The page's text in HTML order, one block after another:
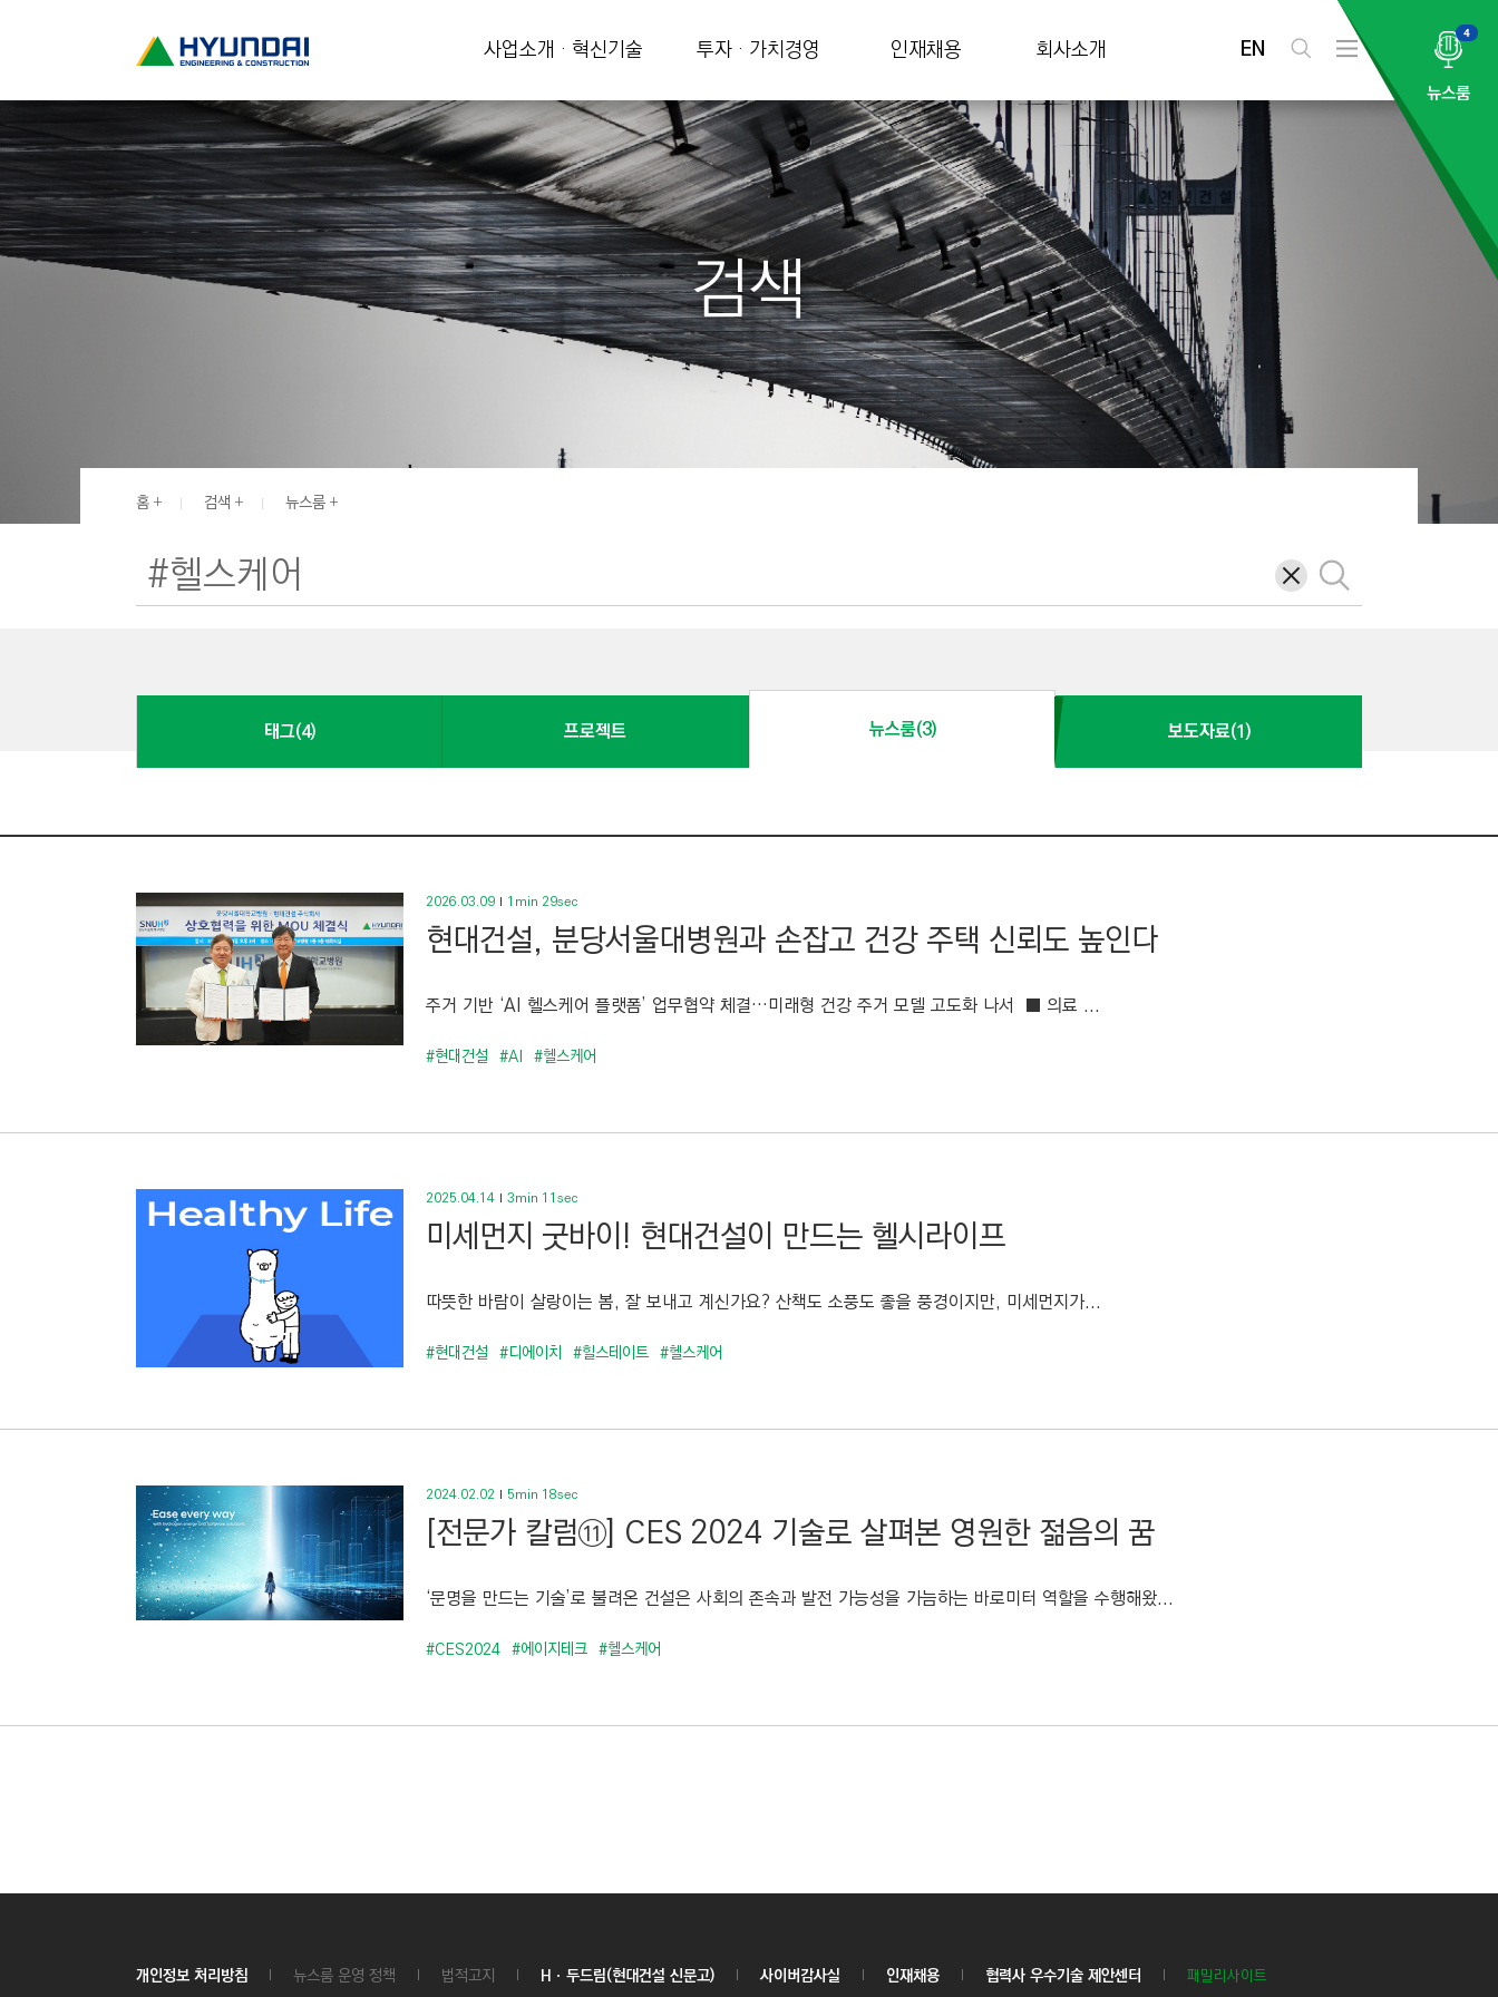
현
건
설
H
Y
U
N
G
N
&
O
S
T
R
U
C
T
N
사업소개 · 혁신기술 투자 · 가치경영 인재채용 회사소개 EN
검
전
메
4
뉴스룸
검색
홈 검색 뉴스룸
삭
제
검
색
태그(4) 프로젝트 뉴스룸(3) 보도자료(1)
2026.03.09 1min 29sec
현대건설, 분당서울대병원과 손잡고 건강 주택 신뢰도 높인다
주거 기반 ‘AI 헬스케어 플랫폼’ 업무협약 체결…미래형 건강 주거 모델 고도화 나서 ■ 의료 ...
#현대건설 #AI #헬스케어
2025.04.14 3min 11sec
미세먼지 굿바이! 현대건설이 만드는 헬시라이프
따뜻한 바람이 살랑이는 봄, 잘 보내고 계신가요? 산책도 소풍도 좋을 풍경이지만, 미세먼지가...
#현대건설 #디에이치 #힐스테이트 #헬스케어
2024.02.02 5min 18sec
[전문가 칼럼⑪] CES 2024 기술로 살펴본 영원한 젊음의 꿈
‘문명을 만드는 기술’로 불려온 건설은 사회의 존속과 발전 가능성을 가늠하는 바로미터 역할을 수행해왔...
#CES2024 #에이지테크 #헬스케어
개인정보 처리방침 뉴스룸 운영 정책 법적고지 Hㆍ두드림(현대건설 신문고) 사이버감사실 인재채용 협력사 우수기술 제안센터 패밀리사이트